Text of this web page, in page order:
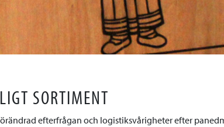
SORTIMENT
efterfrågan och logistiksvårigheter efter